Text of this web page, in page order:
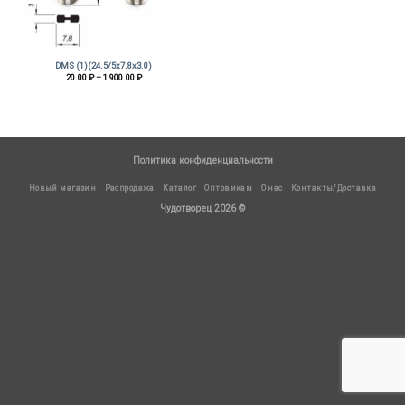
DMS (1)(24.5/5х7.8х3.0)
20.00₽ – 1 900.00₽Диапазон
Политика конфиденциальности
Новый магазин Распродажа Каталог Оптовикам О нас Контакты/Доставка
Чудотворец 2026 ©